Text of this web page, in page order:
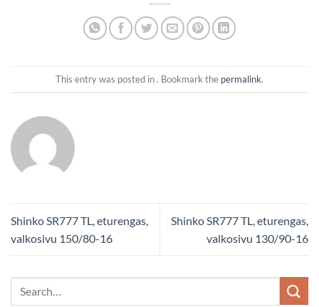
This entry was posted in . Bookmark the permalink.
Shinko SR777 TL, eturengas,
valkosivu 150/80-16
Shinko SR777 TL, eturengas,
valkosivu 130/90-16